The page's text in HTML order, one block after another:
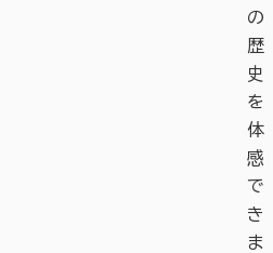
の
歴
史
を
体
感
で
き
ま